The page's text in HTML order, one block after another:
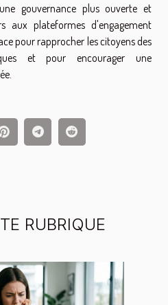
RUBRIQUE
gouvernance plus ouverte et
aux plateformes d'engagement
pour rapprocher les citoyens des
et pour encourager une